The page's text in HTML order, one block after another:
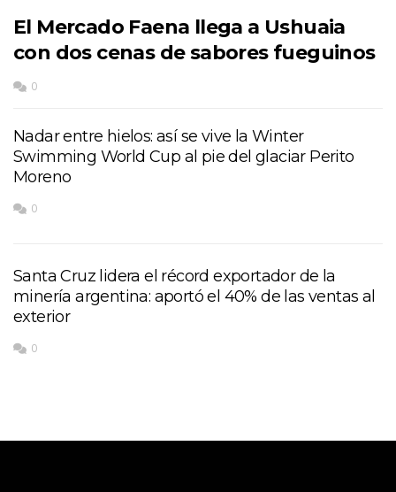
El Mercado Faena llega a Ushuaia
con dos cenas de sabores fueguinos
0
Nadar entre hielos: así se vive la Winter
Swimming World Cup al pie del glaciar Perito
Moreno
0
Santa Cruz lidera el récord exportador de la
minería argentina: aportó el 40% de las ventas al
exterior
0